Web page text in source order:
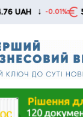
↓ -0.01% 51.61 UAH